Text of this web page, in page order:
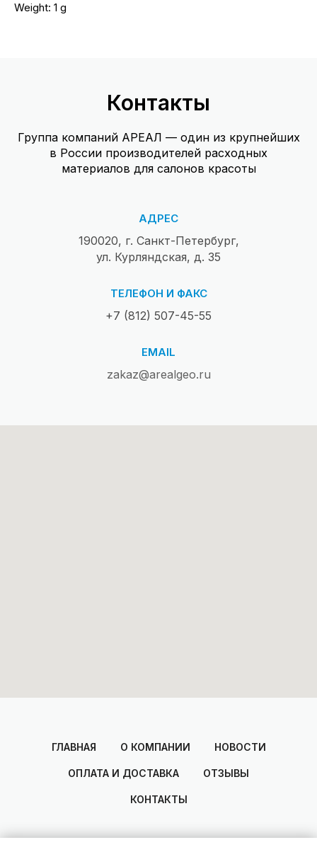
Weight: 1 g
Контакты
Группа компаний АРЕАЛ — один из крупнейших
в России производителей расходных
материалов для салонов красоты
АДРЕС
190020, г. Санкт-Петербург,
ул. Курляндская, д. 35
ТЕЛЕФОН И ФАКС
+7 (812) 507-45-55
EMAIL
zakaz@arealgeo.ru
ГЛАВНАЯ О КОМПАНИИ НОВОСТИ
ОПЛАТА И ДОСТАВКА ОТЗЫВЫ
КОНТАКТЫ